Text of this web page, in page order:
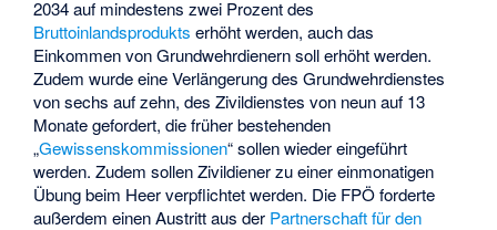
2034 auf mindestens zwei Prozent des
Bruttoinlandsprodukts erhöht werden, auch das
Einkommen von Grundwehrdienern soll erhöht werden.
Zudem wurde eine Verlängerung des Grundwehrdienstes
von sechs auf zehn, des Zivildienstes von neun auf 13
Monate gefordert, die früher bestehenden
„Gewissenskommissionen“ sollen wieder eingeführt
werden. Zudem sollen Zivildiener zu einer einmonatigen
Übung beim Heer verpflichtet werden. Die FPÖ forderte
außerdem einen Austritt aus der Partnerschaft für den